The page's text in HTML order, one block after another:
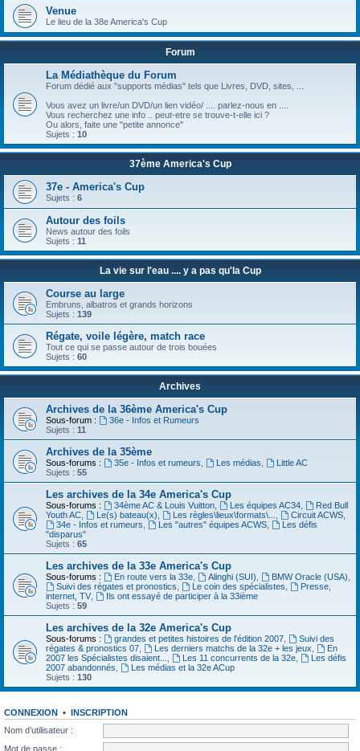
Venue
Le lieu de la 38e America's Cup
Forum
La Médiathèque du Forum
Forum dédié aux "supports médias" tels que Livres, DVD, sites, ...
Vous avez un livre/un DVD/un lien vidéo/ .... parlez-nous en ....
Vous recherchez une info .. peut-etre se trouve-t-elle ici ?
Ou alors, faite une "petite annonce"
Sujets : 10
37ème America's Cup
37e - America's Cup
Sujets : 6
Autour des foils
News autour des foils
Sujets : 11
La vie sur l'eau .... y a pas qu'la Cup
Course au large
Embruns, albatros et grands horizons
Sujets : 139
Régate, voile légère, match race
Tout ce qui se passe autour de trois bouées
Sujets : 60
Archives
Archives de la 36ème America's Cup
Sous-forum :
36e - Infos et Rumeurs
Sujets : 11
Archives de la 35ème
Sous-forums : 35e - Infos et rumeurs, Les médias,
Little AC
Sujets : 55
Les archives de la 34e America's Cup
Sous-forums : 34ème AC & Louis Vuitton, Les équipes AC34,
Red Bull
Youth AC, Le(s) bateau(x), Les règles\lieux\formats\..., Circuit ACWS,
34e - Infos et rumeurs, Les "autres" équipes ACWS,
Les défis
"disparus"
Sujets : 65
Les archives de la 33e America's Cup
Sous-forums : En route vers la 33e, Alinghi (SUI), BMW Oracle (USA),
Suivi des régates et pronostics, Le coin des spécialistes,
Presse,
internet, TV,
Ils ont essayé de participer à la 33ième
Sujets : 59
Les archives de la 32e America's Cup
Sous-forums : grandes et petites histoires de l'édition 2007,
Suivi des
régates & pronostics 07, Les derniers matchs de la 32e + les jeux,
En
2007 les Spécialistes disaient..., Les 11 concurrents de la 32e,
Les défis
2007 abandonnés,
Les médias et la 32e ACup
Sujets : 130
CONNEXION •
INSCRIPTION
Nom d’utilisateur :
Mot de passe :